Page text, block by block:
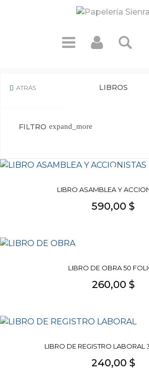
 ATRÁS LIBROS
FILTRO expand_more
LIBRO ASAMBLEA Y
590,00 $
LIBRO DE OBRA 50
260,00 $
LIBRO DE REGISTRO LABORAL
240,00 $